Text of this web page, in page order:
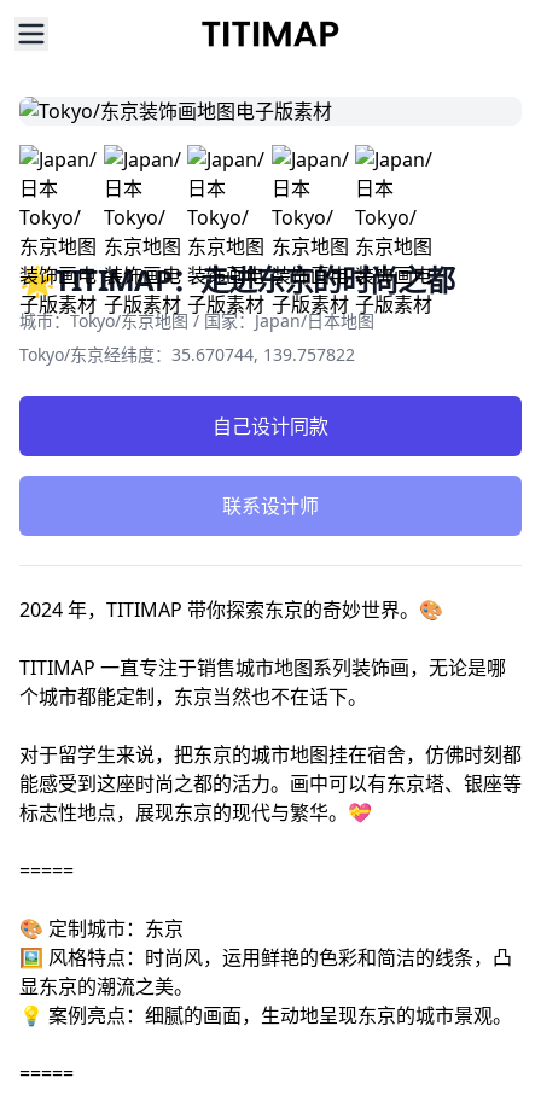
🌟TITIMAP：走进东京的时尚之都
Product information
城市：Tokyo/东京地图 / 国家：Japan/日本地图
Tokyo/东京经纬度：35.670744, 139.757822
自己设计同款
联系设计师
2024 年，TITIMAP 带你探索东京的奇妙世界。🎨
TITIMAP 一直专注于销售城市地图系列装饰画，无论是哪
个城市都能定制，东京当然也不在话下。
对于留学生来说，把东京的城市地图挂在宿舍，仿佛时刻都
能感受到这座时尚之都的活力。画中可以有东京塔、银座等
标志性地点，展现东京的现代与繁华。💝
=====
🎨 定制城市：东京
🖼️ 风格特点：时尚风，运用鲜艳的色彩和简洁的线条，凸
显东京的潮流之美。
💡 案例亮点：细腻的画面，生动地呈现东京的城市景观。
=====